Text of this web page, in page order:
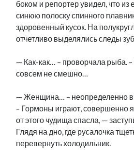
боком и репортер увидел, что из
синюю полоску спинного
здоровенный кусок. На
отчетливо выделялись следы
— Как-как… – проворчала рыба.
совсем не смешно…
— Женщина… – неопределенно
– Гормоны играют, совершенно
от этого чудища спасла, —
Глядя на дно, где русалочка
перевернуть холодильник.